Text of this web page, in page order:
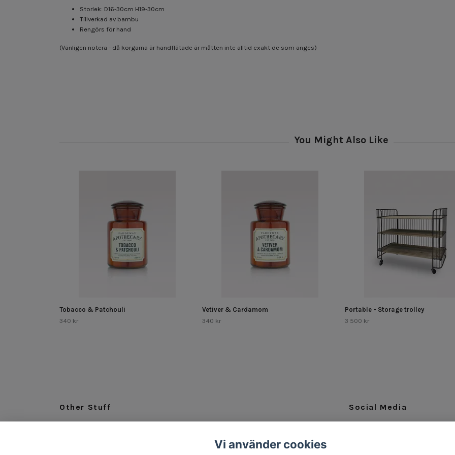
Storlek: D16-30cm H19-30cm
Tillverkad av bambu
Rengörs för hand
(Vänligen notera - då korgarna är handflätade är måtten inte alltid exakt de som anges)
Tobacco & Patchouli
340 kr
Vetiver & Cardamom
340 kr
Portable - Storage trolley
3 500 kr
Other Stuff Social Media
Vi använder cookies